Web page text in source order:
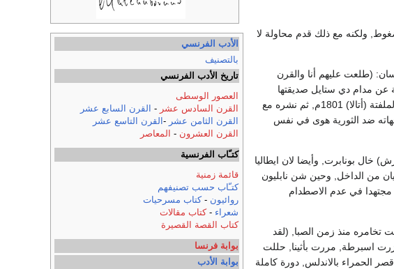
الأدب الفرنسي
بالتصنيف
تاريخ الأدب الفرنسي
العصور الوسطى
القرن السادس عشر -
القرن السابع عشر
القرن الثامن عشر - القرن التاسع عشر
القرن العشرون - المعاصر
كتـّاب الفرنسية
قائمة زمنية
كتـّاب حسب تصنيفهم
روائيون - كتاب مسرحيات
شعراء - كتاب مقالات
كتاب القصة القصيرة
بوابة فرنسا
بوابة الأدب
ولكنه مع ذلك قدم محاولة لا
لاسان: (طلعت عليهم أنا والقرن
عن مدام دي ستايل صديقتها
والمنظرة الرومانسية الشهيرة, وقد سمح له الاستقرار النسبي بنشر أول أعماله الملفتة (أتالا) 1801م, ثم نشره مع
ضد الثورية هوى في نفس
خال بونابرت, وأيضا لان ايطاليا
من الداخل, وحين شن نابليون
مجتهدا في عدم الاصطدام
كانت تخامره منذ زمن الصبا, (لقد
اسبرطة, مررت بأثينا, حللت
الحمراء بالاندلس, دورة كاملة